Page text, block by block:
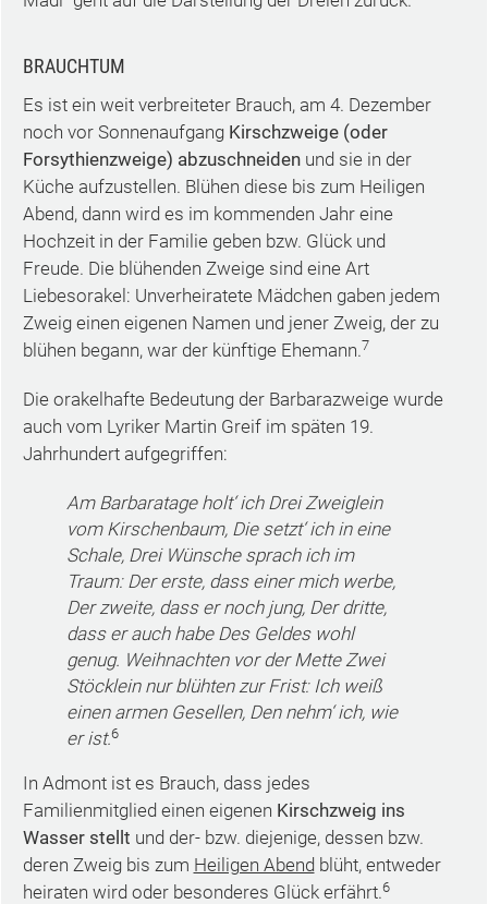
BRAUCHTUM
Es ist ein weit verbreiteter Brauch, am 4. Dezember
noch vor Sonnenaufgang Kirschzweige (oder
Forsythienzweige) abzuschneidenund sie in der
Küche aufzustellen. Blühen diese bis zum Heiligen
Abend, dann wird es im kommenden Jahr eine
Hochzeit in der Familie geben bzw. Glück und
Freude. Die blühenden Zweige sind eine Art
Liebesorakel: Unverheiratete Mädchen gaben jedem
Zweig einen eigenen Namen und jener Zweig, der zu
blühen begann, war der künftige Ehemann.7
Die orakelhafte Bedeutung der Barbarazweige wurde
auch vom Lyriker Martin Greif im späten 19.
Jahrhundert aufgegriffen:
Am Barbaratage holt‘ ich Drei Zweiglein
vom Kirschenbaum, Die setzt‘ ich in eine
Schale, Drei Wünsche sprach ich im
Traum: Der erste, dass einer mich werbe,
Der zweite, dass er noch jung, Der dritte,
dass er auch habe Des Geldes wohl
genug. Weihnachten vor der Mette Zwei
Stöcklein nur blühten zur Frist: Ich weiß
einen armen Gesellen, Den nehm‘ ich, wie
er ist.6
In Admont ist es Brauch, dass jedes
Familienmitglied einen eigenen Kirschzweig ins
Wasser stellt und der- bzw. diejenige, dessen bzw.
deren Zweig bis zum Heiligen Abend blüht, entweder
heiraten wird oder besonderes Glück erfährt.6